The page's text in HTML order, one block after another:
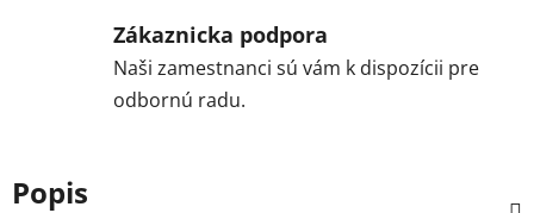
Zákaznicka podpora
Naši zamestnanci sú vám k dispozícii pre
odbornú radu.
Popis